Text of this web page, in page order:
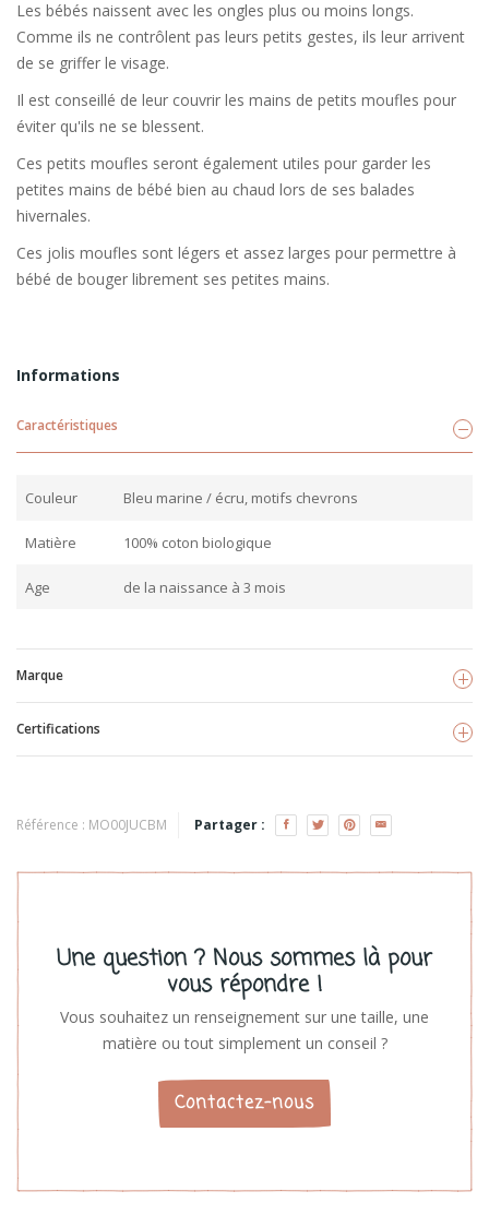
Les bébés naissent avec les ongles plus ou moins longs.
Comme ils ne contrôlent pas leurs petits gestes, ils leur arrivent
de se griffer le visage.
Il est conseillé de leur couvrir les mains de petits moufles pour
éviter qu'ils ne se blessent.
Ces petits moufles seront également utiles pour garder les
petites mains de bébé bien au chaud lors de ses balades
hivernales.
Ces jolis moufles sont légers et assez larges pour permettre à
bébé de bouger librement ses petites mains.
Informations
Caractéristiques
Couleur Bleu marine / écru, motifs chevrons
Matière 100% coton biologique
Age de la naissance à 3 mois
Marque
Voir les produits
Certifications
Référence : MO00JUCBM Partager :
Une question ? Nous sommes là pour
vous répondre !
Vous souhaitez un renseignement sur une taille, une
matière ou tout simplement un conseil ?
Contactez-nous